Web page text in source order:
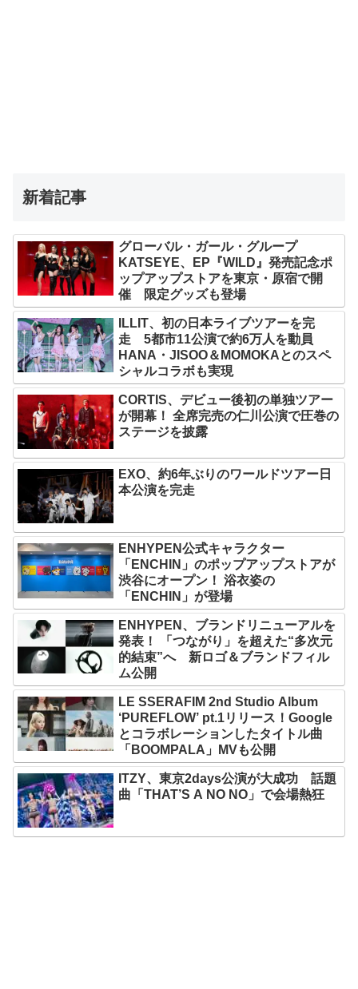
新着記事
グローバル・ガール・グループ
KATSEYE、EP『WILD』発売記念ポ
ップアップストアを東京・原宿で開
催 限定グッズも登場
ILLIT、初の日本ライブツアーを完
走 5都市11公演で約6万人を動員
HANA・JISOO＆MOMOKAとのスペ
シャルコラボも実現
CORTIS、デビュー後初の単独ツアー
が開幕！ 全席完売の仁川公演で圧巻の
ステージを披露
EXO、約6年ぶりのワールドツアー日
本公演を完走
ENHYPEN公式キャラクター
「ENCHIN」のポップアップストアが
渋谷にオープン！ 浴衣姿の
「ENCHIN」が登場
ENHYPEN、ブランドリニューアルを
発表！ 「つながり」を超えた“多次元
的結束”へ 新ロゴ＆ブランドフィル
ム公開
LE SSERAFIM 2nd Studio Album
‘PUREFLOW’ pt.1リリース！Google
とコラボレーションしたタイトル曲
「BOOMPALA」MVも公開
ITZY、東京2days公演が大成功 話題
曲「THAT’S A NO NO」で会場熱狂